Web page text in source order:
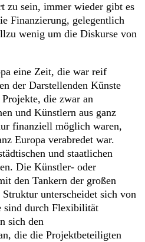
zu sein, immer wieder gibt es
Finanzierung, gelegentlich
wenig um die Diskurse von
eine Zeit, die war reif
der Darstellenden Künste
die zwar an
und Künstlern aus ganz
finanziell möglich waren,
Europa verabredet war.
und staatlichen
Die Künstler- oder
den Tankern der großen
unterscheidet sich von
sind durch Flexibilität
sich den
die die Projektbeteiligten